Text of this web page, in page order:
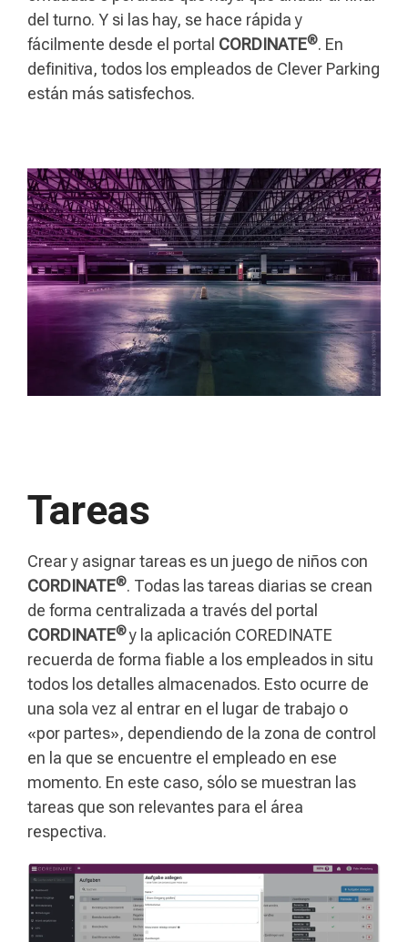
del turno. Y si las hay, se hace rápida y
fácilmente desde el portal CORDINATE®. En
definitiva, todos los empleados de Clever Parking
están más satisfechos.
Tareas
Crear y asignar tareas es un juego de niños con
CORDINATE®. Todas las tareas diarias se crean
de forma centralizada a través del portal
CORDINATE®y la aplicación COREDINATE
recuerda de forma fiable a los empleados in situ
todos los detalles almacenados. Esto ocurre de
una sola vez al entrar en el lugar de trabajo o
«por partes», dependiendo de la zona de control
en la que se encuentre el empleado en ese
momento. En este caso, sólo se muestran las
tareas que son relevantes para el área
respectiva.